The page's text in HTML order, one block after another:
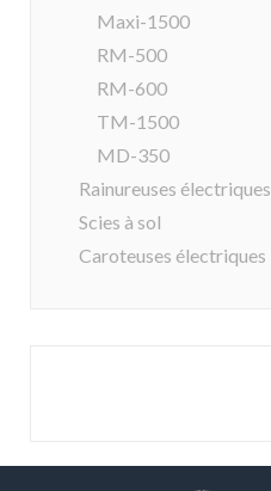
Maxi-1500
RM-500
RM-600
TM-1500
MD-350
Rainureuses électriques
Scies à sol
Caroteuses électriques